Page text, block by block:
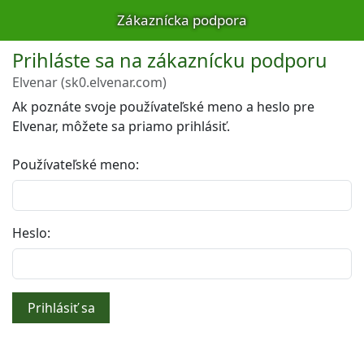
Zákaznícka podpora
Prihláste sa na zákaznícku podporu
Elvenar (sk0.elvenar.com)
Ak poznáte svoje používateľské meno a heslo pre
Elvenar, môžete sa priamo prihlásiť.
Používateľské meno:
Heslo:
Prihlásiť sa